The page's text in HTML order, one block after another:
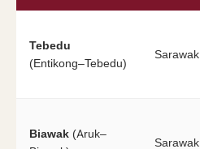
Tebedu
(Entikong–Tebedu)
Sarawak
Biawak (Aruk–
Sarawak